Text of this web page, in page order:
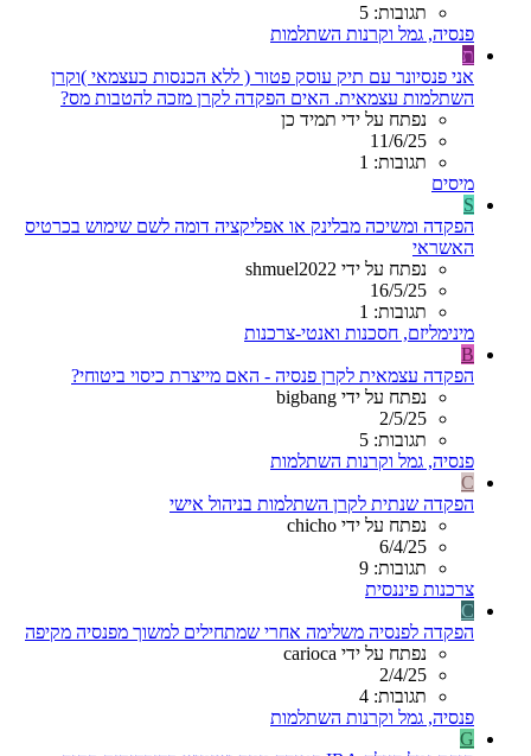
תגובות: 5
פנסיה, גמל וקרנות השתלמות
ת
אני פנסיונר עם תיק עוסק פטור ( ללא הכנסות כעצמאי )וקרן
השתלמות עצמאית. האים הפקדה לקרן מזכה להטבות מס?
נפתח על ידי תמיד כן
11/6/25
תגובות: 1
מיסים
S
הפקדה ומשיכה מבלינק או אפליקציה דומה לשם שימוש בכרטיס
האשראי
נפתח על ידי shmuel2022
16/5/25
תגובות: 1
מינימליזם, חסכנות ואנטי-צרכנות
B
הפקדה עצמאית לקרן פנסיה - האם מייצרת כיסוי ביטוחי?
נפתח על ידי bigbang
2/5/25
תגובות: 5
פנסיה, גמל וקרנות השתלמות
C
הפקדה שנתית לקרן השתלמות בניהול אישי
נפתח על ידי chicho
6/4/25
תגובות: 9
צרכנות פיננסית
C
הפקדה לפנסיה משלימה אחרי שמתחילים למשוך מפנסיה מקיפה
נפתח על ידי carioca
2/4/25
תגובות: 4
פנסיה, גמל וקרנות השתלמות
G